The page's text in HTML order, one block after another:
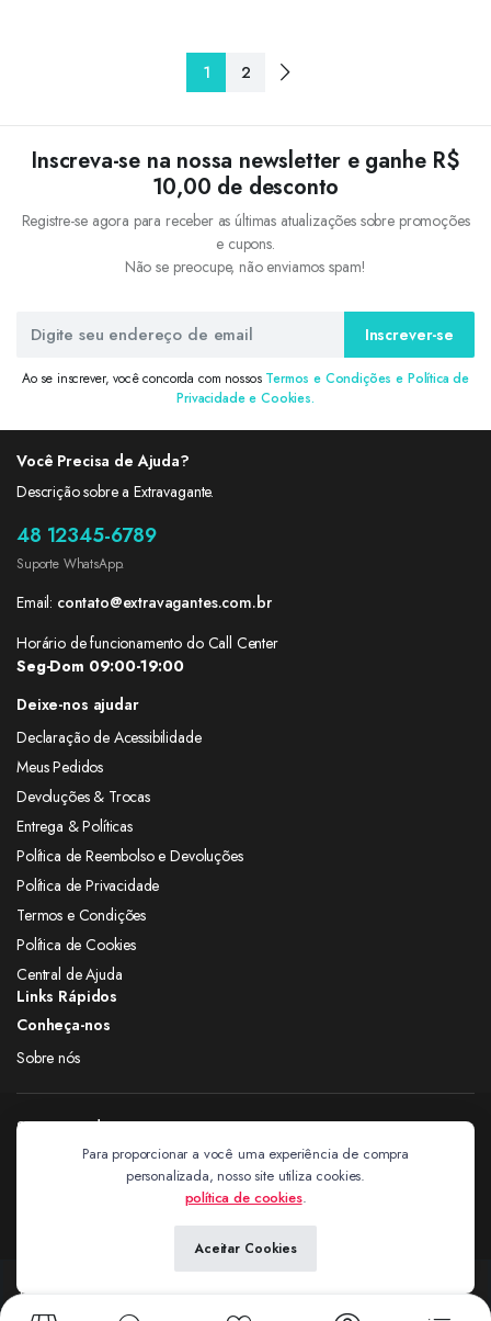
1 2
Inscreva-se na nossa newsletter e ganhe R$
10,00 de desconto
Registre-se agora para receber as últimas atualizações sobre promoções
e cupons.
Não se preocupe, não enviamos spam!
Inscrever-se
Ao se inscrever, você concorda com nossos Termos e Condições e Política de
Privacidade e Cookies.
Você Precisa de Ajuda?
Descrição sobre a Extravagante.
48 12345-6789
Suporte WhatsApp.
Email: contato@extravagantes.com.br
Horário de funcionamento do Call Center
Seg-Dom 09:00-19:00
Deixe-nos ajudar
Declaração de Acessibilidade
Meus Pedidos
Devoluções & Trocas
Entrega & Políticas
Política de Reembolso e Devoluções
Política de Privacidade
Termos e Condições
Política de Cookies
Central de Ajuda
Links Rápidos
Conheça-nos
Sobre nós
Siga nas redes
Copyright 2024 © Extravagantes. Todos os direitos reservados. by
Para proporcionar a você uma experiência de compra
personalizada, nosso site utiliza cookies.
política de cookies.
Aceitar Cookies